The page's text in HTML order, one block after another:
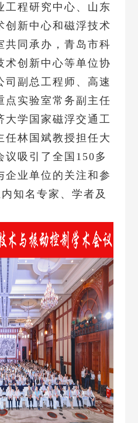
工程研究中心、山东
创新中心和磁浮技术
共同承办，青岛市科
术创新中心等单位协
司副总工程师、高速
点实验室常务副主任
大学国家磁浮交通工
任林国斌教授担任大
议吸引了全国150多
企业单位的关注和参
知名专家、学者及